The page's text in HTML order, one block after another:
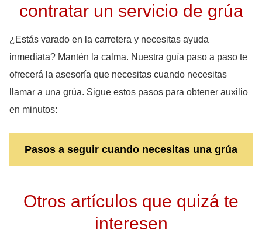
contratar un servicio de grúa
¿Estás varado en la carretera y necesitas ayuda
inmediata? Mantén la calma. Nuestra guía paso a paso te
ofrecerá la asesoría que necesitas cuando necesitas
llamar a una grúa. Sigue estos pasos para obtener auxilio
en minutos:
Pasos a seguir cuando necesitas una grúa
Otros artículos que quizá te
interesen